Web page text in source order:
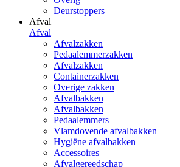
Deurstoppers
Afval
Afval
Afvalzakken
Pedaalemmerzakken
Afvalzakken
Containerzakken
Overige zakken
Afvalbakken
Afvalbakken
Pedaalemmers
Vlamdovende afvalbakken
Hygiëne afvalbakken
Accessoires
Afvalgereedschap